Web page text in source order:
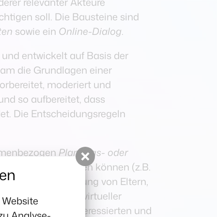
soll. Die Bausteine sind
sowie ein Online-Dialog.
entwickelt auf Basis der
die Grundlagen einer
moderiert und
so aufbereitet, dass
Die Entscheidungsregeln
Planungs- oder
bearbeitet werden können (z.B.
zur Unterstützung von Eltern,
zur Schaffung virtueller
Betroffenen, Interessierten und